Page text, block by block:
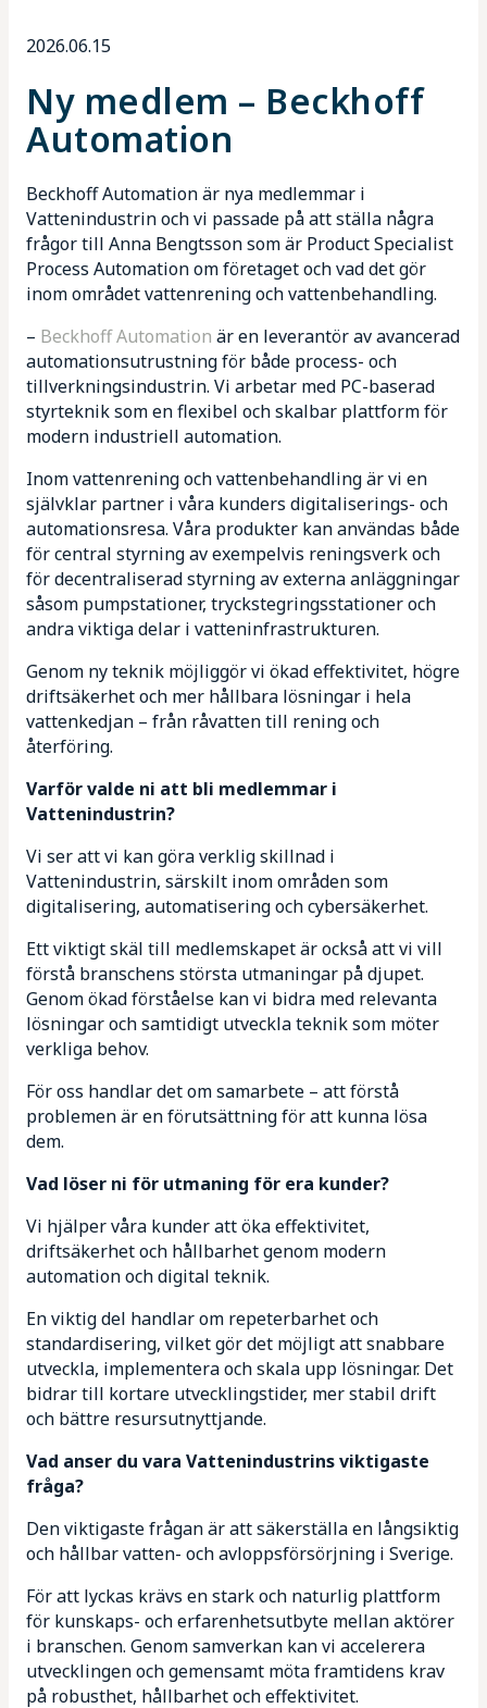
Mötesplatser
Kunskapsbank
2026.06.15
Ny medlem – Beckhoff
Automation
Beckhoff Automation är nya medlemmar i
Vattenindustrin och vi passade på att ställa några
frågor till Anna Bengtsson som är Product Specialist
Process Automation om företaget och vad det gör
inom området vattenrening och vattenbehandling.
– Beckhoff Automation är en leverantör av avancerad
automationsutrustning för både process- och
tillverkningsindustrin. Vi arbetar med PC-baserad
styrteknik som en flexibel och skalbar plattform för
modern industriell automation.
Inom vattenrening och vattenbehandling är vi en
självklar partner i våra kunders digitaliserings- och
automationsresa. Våra produkter kan användas både
för central styrning av exempelvis reningsverk och
för decentraliserad styrning av externa anläggningar
såsom pumpstationer, tryckstegringsstationer och
andra viktiga delar i vatteninfrastrukturen.
Genom ny teknik möjliggör vi ökad effektivitet, högre
driftsäkerhet och mer hållbara lösningar i hela
vattenkedjan – från råvatten till rening och
återföring.
Varför valde ni att bli medlemmar i
Vattenindustrin?
Vi ser att vi kan göra verklig skillnad i
Vattenindustrin, särskilt inom områden som
digitalisering, automatisering och cybersäkerhet.
Ett viktigt skäl till medlemskapet är också att vi vill
förstå branschens största utmaningar på djupet.
Genom ökad förståelse kan vi bidra med relevanta
lösningar och samtidigt utveckla teknik som möter
verkliga behov.
För oss handlar det om samarbete – att förstå
problemen är en förutsättning för att kunna lösa
dem.
Vad löser ni för utmaning för era kunder?
Vi hjälper våra kunder att öka effektivitet,
driftsäkerhet och hållbarhet genom modern
automation och digital teknik.
En viktig del handlar om repeterbarhet och
standardisering, vilket gör det möjligt att snabbare
utveckla, implementera och skala upp lösningar. Det
bidrar till kortare utvecklingstider, mer stabil drift
och bättre resursutnyttjande.
Vad anser du vara Vattenindustrins viktigaste
fråga?
Den viktigaste frågan är att säkerställa en långsiktig
och hållbar vatten- och avloppsförsörjning i Sverige.
För att lyckas krävs en stark och naturlig plattform
för kunskaps- och erfarenhetsutbyte mellan aktörer
i branschen. Genom samverkan kan vi accelerera
utvecklingen och gemensamt möta framtidens krav
på robusthet, hållbarhet och effektivitet.